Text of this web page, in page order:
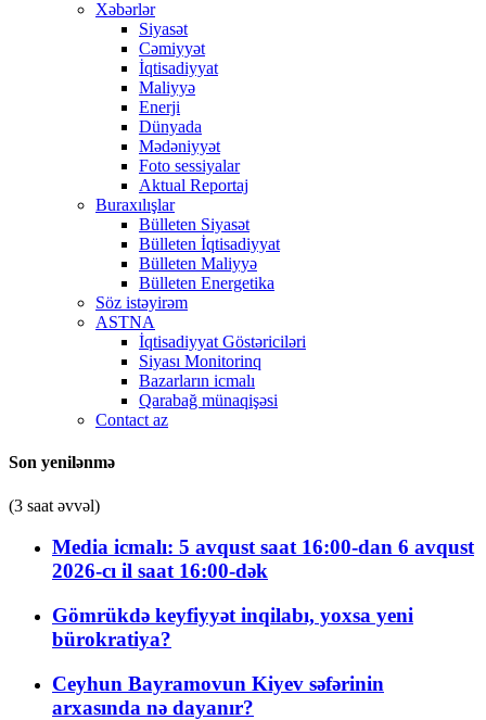
Xəbərlər
Siyasət
Cəmiyyət
İqtisadiyyat
Maliyyə
Enerji
Dünyada
Mədəniyyət
Foto sessiyalar
Aktual Reportaj
Buraxılışlar
Bülleten Siyasət
Bülleten İqtisadiyyat
Bülleten Maliyyə
Bülleten Energetika
Söz istəyirəm
ASTNA
İqtisadiyyat Göstəriciləri
Siyası Monitorinq
Bazarların icmalı
Qarabağ münaqişəsi
Contact az
Son yenilənmə
(3 saat əvvəl)
Media icmalı: 5 avqust saat 16:00-dan 6 avqust
2026-cı il saat 16:00-dək
Gömrükdə keyfiyyət inqilabı, yoxsa yeni
bürokratiya?
Ceyhun Bayramovun Kiyev səfərinin
arxasında nə dayanır?